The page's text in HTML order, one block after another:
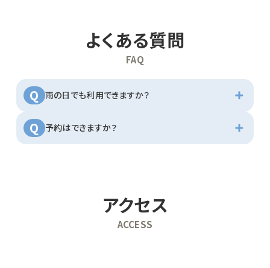
よくある質問
FAQ
雨の日でも利用できますか？
予約はできますか？
アクセス
ACCESS